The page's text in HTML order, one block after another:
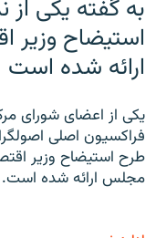
به گفته یکی
استیضاح وزیر
ارائه شده است
یکی از اعضای شورای
فراکسیون اصلی
مجلس ارائه شده است.